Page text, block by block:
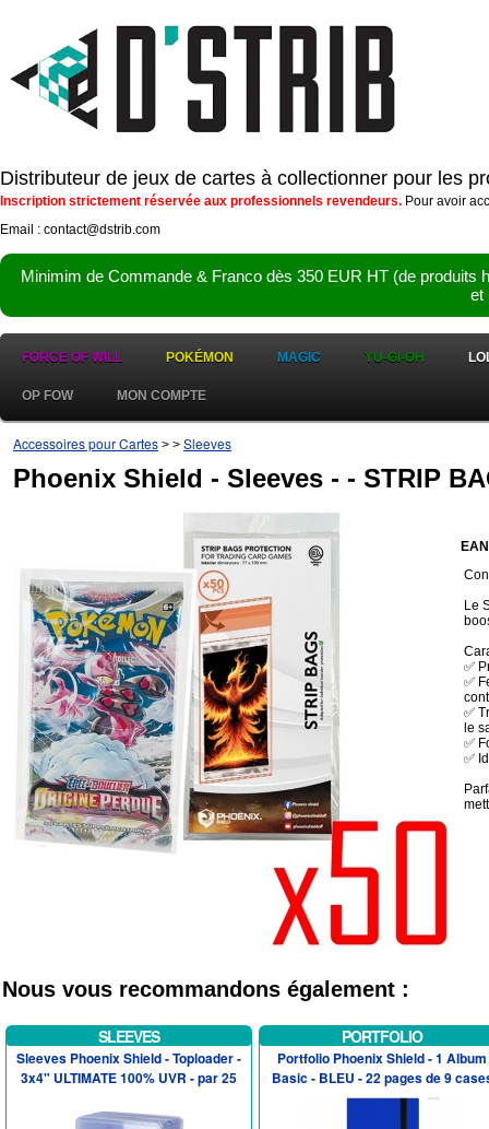
Distributeur de jeux de cartes à collectionner pour les
Inscription strictement réservée aux professionnels revendeurs. Pour avoir
Email : contact@dstrib.com
Minimim de Commande & Franco dès 350 EUR HT (de
et
FORCE OF WILL POKÉMON MAGIC YU-GI-OH
OP FOW MON COMPTE
Accessoires pour Cartes > > Sleeves
Phoenix Shield - Sleeves - - STRIP
Le
✅
✅
✅
le
✅
✅
Nous vous recommandons également :
SLEEVES
Sleeves Phoenix Shield - Toploader -
3x4" ULTIMATE 100% UVR - par 25
PORTFOLIO
Portfolio Phoenix Shield - 1 Album
Basic - BLEU - 22 pages de 9